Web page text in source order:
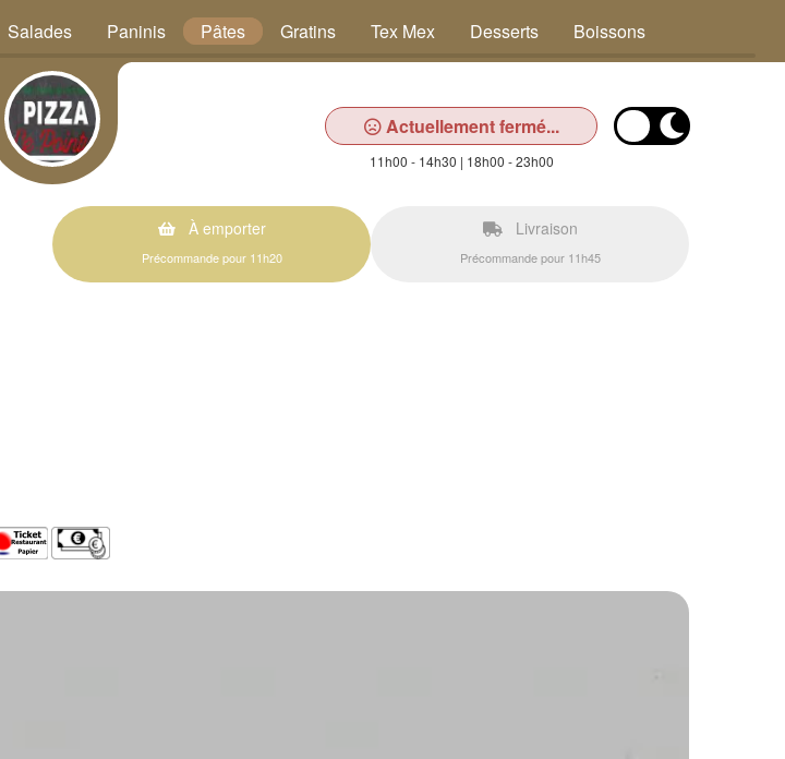
Salades Paninis Pâtes Gratins Tex Mex Desserts Boissons
Actuellement fermé...
11h00 - 14h30 | 18h00 - 23h00
À emporter
Précommande pour 11h20
Livraison
Précommande pour 11h45